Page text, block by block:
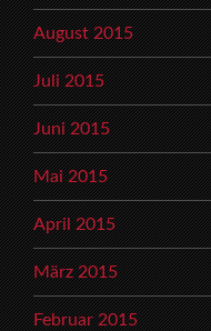
August 2015
Juli 2015
Juni 2015
Mai 2015
April 2015
März 2015
Februar 2015